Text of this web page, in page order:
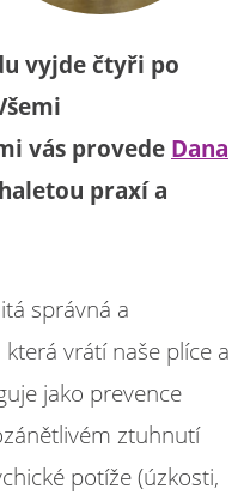
vyjde čtyři po
vás provede Dana
praxí a
správná a
vrátí naše plíce a
jako prevence
ztuhnutí
potíže (úzkosti,